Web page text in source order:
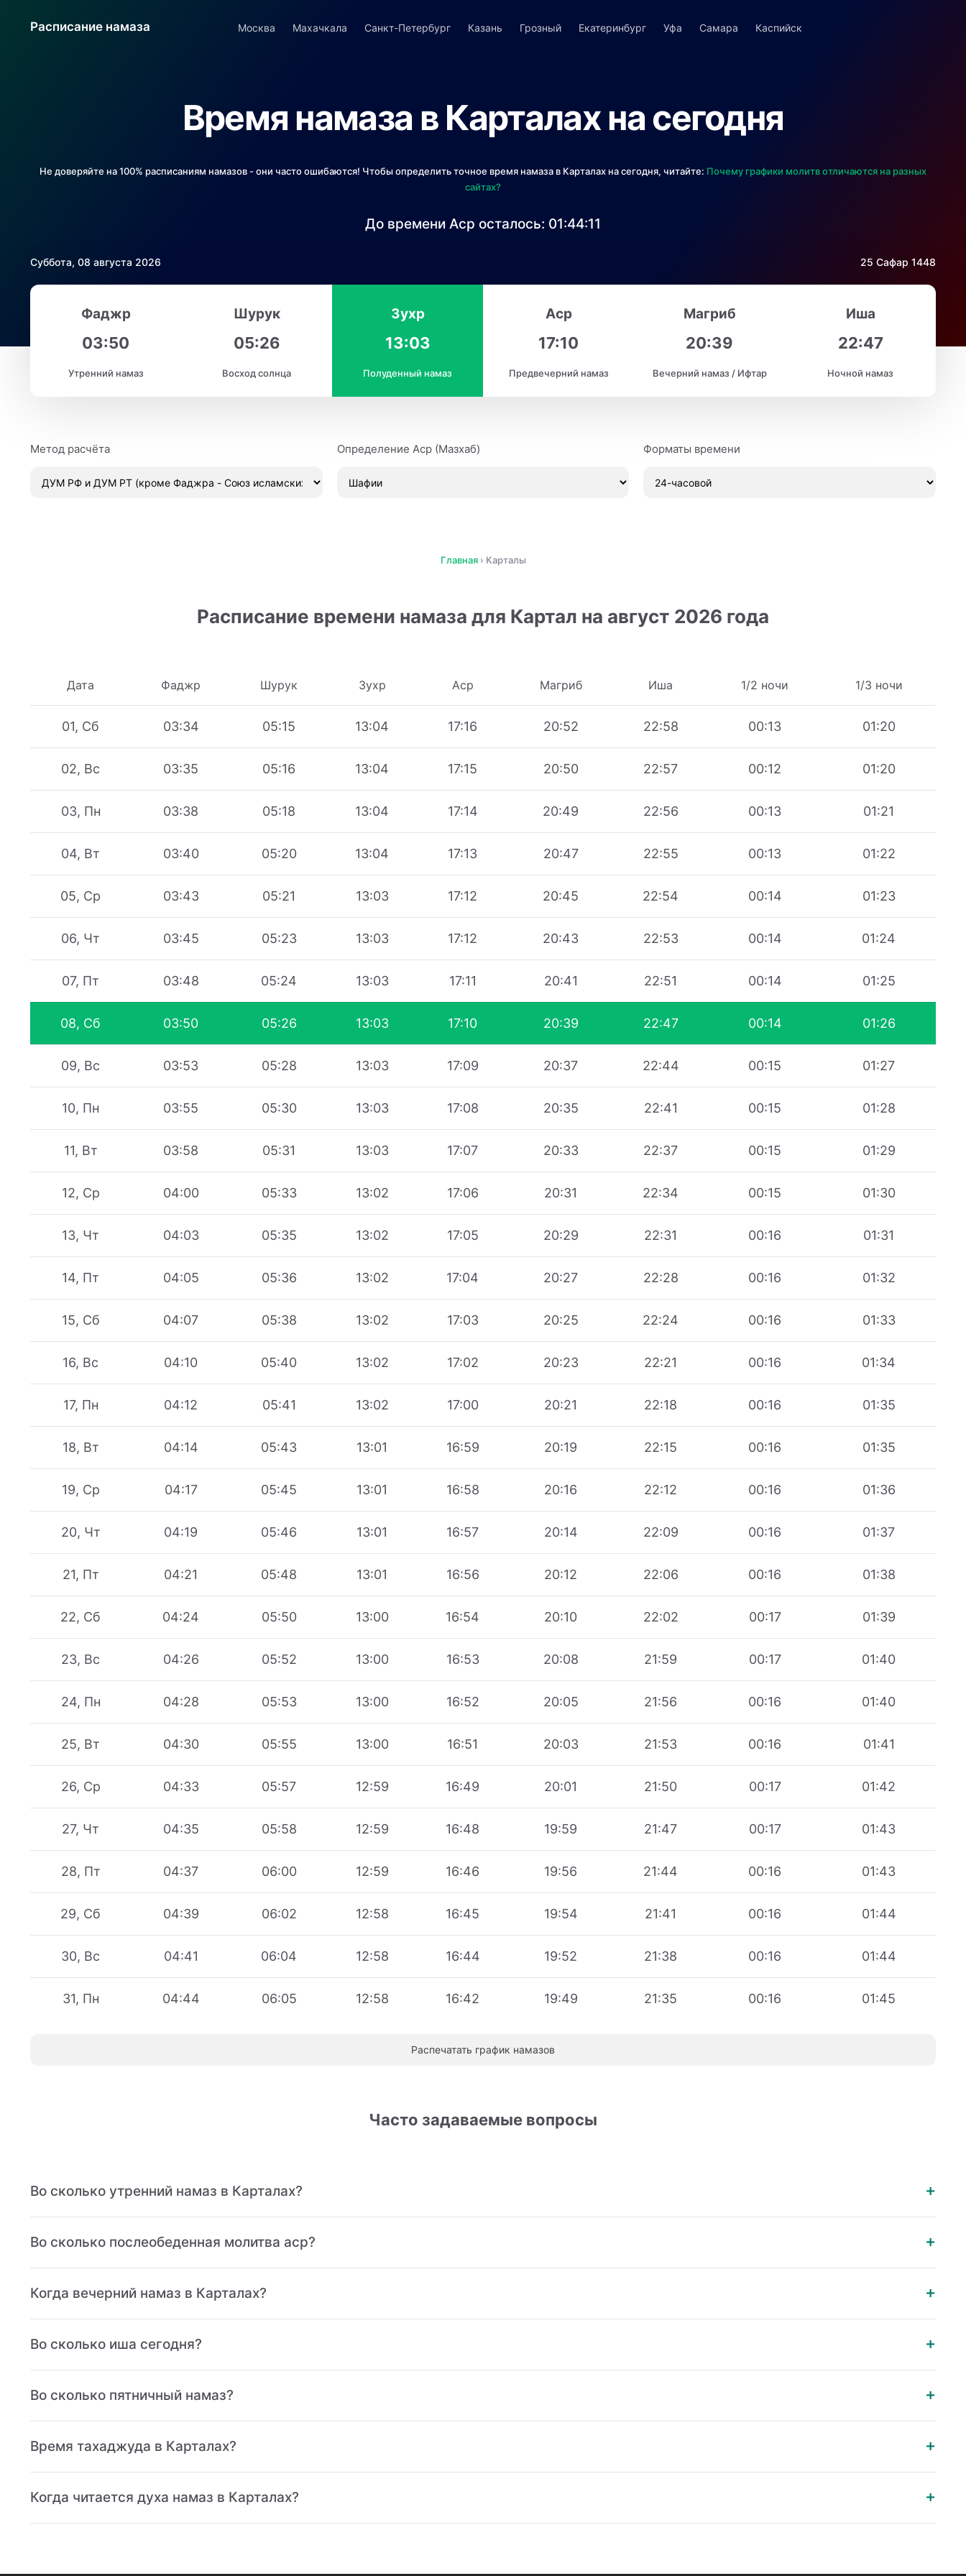
Расписание намаза Москва Махачкала Санкт-Петербург Казань Грозный Екатеринбург Уфа Самара Каспийск
Время намаза в Карталах на сегодня
Не доверяйте на 100% расписаниям намазов - они часто ошибаются! Чтобы определить точное время намаза в Карталах на сегодня, читайте: Почему графики молитв отличаются на разных
сайтах?
До времени Аср осталось: 01:44:10
Суббота, 08 августа 2026 25 Сафар 1448
Фаджр
03:50
Утренний намаз
Шурук
05:26
Восход солнца
Зухр
13:03
Полуденный намаз
Аср
17:10
Предвечерний намаз
Магриб
20:39
Вечерний намаз / Ифтар
Иша
22:47
Ночной намаз
Метод расчёта Определение Аср (Мазхаб) Форматы времени
Главная› Карталы
Расписание времени намаза для Картал на август 2026 года
Дата Фаджр Шурук Зухр Аср Магриб Иша 1/2 ночи 1/3 ночи
01, Сб 03:34 05:15 13:04 17:16 20:52 22:58 00:13 01:20
02, Вс 03:35 05:16 13:04 17:15 20:50 22:57 00:12 01:20
03, Пн 03:38 05:18 13:04 17:14 20:49 22:56 00:13 01:21
04, Вт 03:40 05:20 13:04 17:13 20:47 22:55 00:13 01:22
05, Ср 03:43 05:21 13:03 17:12 20:45 22:54 00:14 01:23
06, Чт 03:45 05:23 13:03 17:12 20:43 22:53 00:14 01:24
07, Пт 03:48 05:24 13:03 17:11 20:41 22:51 00:14 01:25
08, Сб 03:50 05:26 13:03 17:10 20:39 22:47 00:14 01:26
09, Вс 03:53 05:28 13:03 17:09 20:37 22:44 00:15 01:27
10, Пн 03:55 05:30 13:03 17:08 20:35 22:41 00:15 01:28
11, Вт 03:58 05:31 13:03 17:07 20:33 22:37 00:15 01:29
12, Ср 04:00 05:33 13:02 17:06 20:31 22:34 00:15 01:30
13, Чт 04:03 05:35 13:02 17:05 20:29 22:31 00:16 01:31
14, Пт 04:05 05:36 13:02 17:04 20:27 22:28 00:16 01:32
15, Сб 04:07 05:38 13:02 17:03 20:25 22:24 00:16 01:33
16, Вс 04:10 05:40 13:02 17:02 20:23 22:21 00:16 01:34
17, Пн 04:12 05:41 13:02 17:00 20:21 22:18 00:16 01:35
18, Вт 04:14 05:43 13:01 16:59 20:19 22:15 00:16 01:35
19, Ср 04:17 05:45 13:01 16:58 20:16 22:12 00:16 01:36
20, Чт 04:19 05:46 13:01 16:57 20:14 22:09 00:16 01:37
21, Пт 04:21 05:48 13:01 16:56 20:12 22:06 00:16 01:38
22, Сб 04:24 05:50 13:00 16:54 20:10 22:02 00:17 01:39
23, Вс 04:26 05:52 13:00 16:53 20:08 21:59 00:17 01:40
24, Пн 04:28 05:53 13:00 16:52 20:05 21:56 00:16 01:40
25, Вт 04:30 05:55 13:00 16:51 20:03 21:53 00:16 01:41
26, Ср 04:33 05:57 12:59 16:49 20:01 21:50 00:17 01:42
27, Чт 04:35 05:58 12:59 16:48 19:59 21:47 00:17 01:43
28, Пт 04:37 06:00 12:59 16:46 19:56 21:44 00:16 01:43
29, Сб 04:39 06:02 12:58 16:45 19:54 21:41 00:16 01:44
30, Вс 04:41 06:04 12:58 16:44 19:52 21:38 00:16 01:44
31, Пн 04:44 06:05 12:58 16:42 19:49 21:35 00:16 01:45
Распечатать график намазов
Часто задаваемые вопросы
Во сколько утренний намаз в Карталах?
Во сколько послеобеденная молитва аср?
Когда вечерний намаз в Карталах?
Во сколько иша сегодня?
Во сколько пятничный намаз?
Время тахаджуда в Карталах?
Когда читается духа намаз в Карталах?